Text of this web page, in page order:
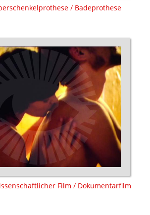
/ Badeprothese
Film / Dokumentarfilm